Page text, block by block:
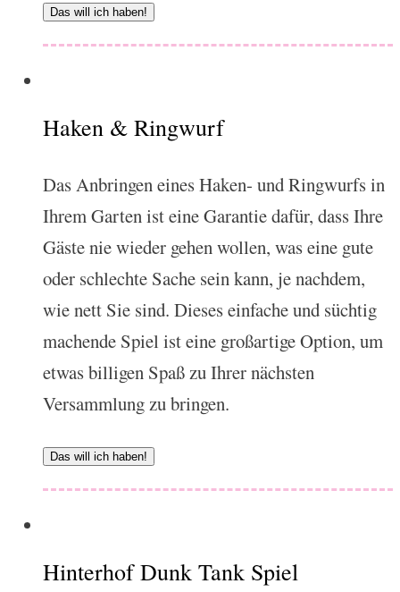
Das will ich haben!
Haken & Ringwurf
Das Anbringen eines Haken- und Ringwurfs in
Ihrem Garten ist eine Garantie dafür, dass Ihre
Gäste nie wieder gehen wollen, was eine gute
oder schlechte Sache sein kann, je nachdem,
wie nett Sie sind. Dieses einfache und süchtig
machende Spiel ist eine großartige Option, um
etwas billigen Spaß zu Ihrer nächsten
Versammlung zu bringen.
Das will ich haben!
Hinterhof Dunk Tank Spiel